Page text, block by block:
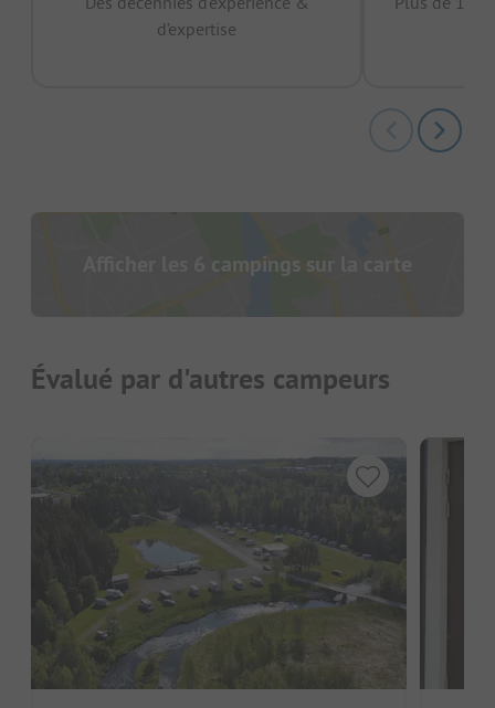
d’expertise
Afficher les 6 campings sur la carte
Évalué par d'autres campeurs